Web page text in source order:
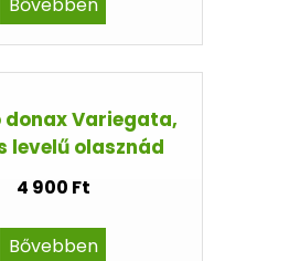
Bővebben
donax Variegata,
levelű olasznád
4 900 Ft
Bővebben